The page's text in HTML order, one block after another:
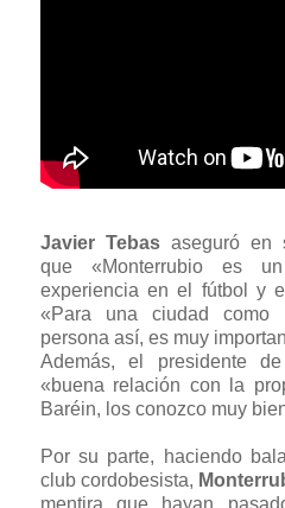
Javier Tebasaseguró en
que «Monterrubio es
experiencia en el fútbol y
«Para una ciudad como
persona así, es muy
Además, el presidente
«buena relación con la
Baréin, los conozco muy
Por su parte, haciendo
club cordobesista,
mentira que hayan